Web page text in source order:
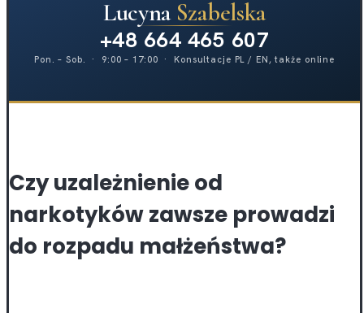
Lucyna Szabelska
+48 664 465 607
Pon. – Sob. · 9:00 – 17:00 · Konsultacje PL / EN, także online
Czy uzależnienie od
narkotyków zawsze prowadzi
do rozpadu małżeństwa?